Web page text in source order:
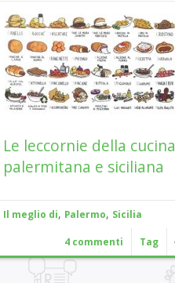
Le leccornie della cucina
palermitana e siciliana
Il meglio di, Palermo, Sicilia
4 commenti Tag